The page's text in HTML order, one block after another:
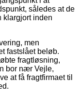
således at de
klargjort inden
men
fastslået beløb.
fragtløsning,
bor nær Vejle,
at få fragtfirmaet til